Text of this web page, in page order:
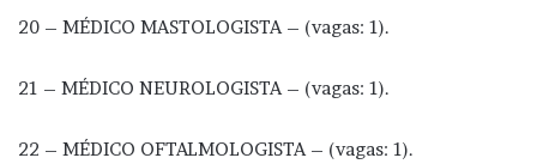
20 – MÉDICO MASTOLOGISTA – (vagas: 1).
21 – MÉDICO NEUROLOGISTA – (vagas: 1).
22 – MÉDICO OFTALMOLOGISTA – (vagas: 1).